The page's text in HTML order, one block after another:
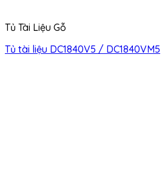
Tủ Tài Liệu Gỗ
Tủ tài liệu DC1840V5 / DC1840VM5